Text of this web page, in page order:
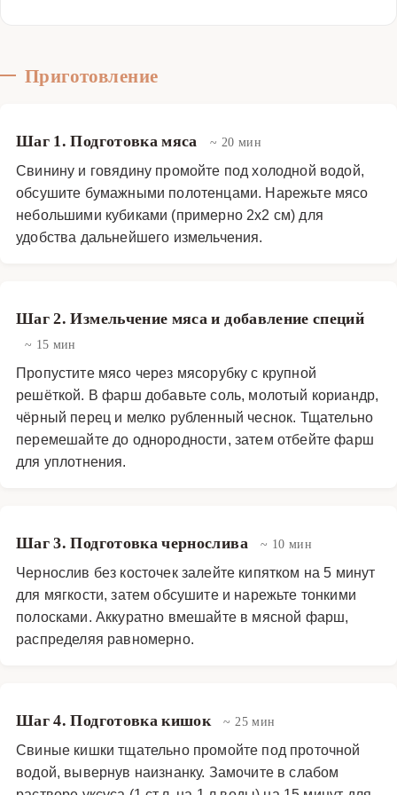
Приготовление
Шаг 1. Подготовка мяса ~ 20 мин
Свинину и говядину промойте под холодной водой,
обсушите бумажными полотенцами. Нарежьте мясо
небольшими кубиками (примерно 2x2 см) для
удобства дальнейшего измельчения.
Шаг 2. Измельчение мяса и добавление специй
~ 15 мин
Пропустите мясо через мясорубку с крупной
решёткой. В фарш добавьте соль, молотый кориандр,
чёрный перец и мелко рубленный чеснок. Тщательно
перемешайте до однородности, затем отбейте фарш
для уплотнения.
Шаг 3. Подготовка чернослива ~ 10 мин
Чернослив без косточек залейте кипятком на 5 минут
для мягкости, затем обсушите и нарежьте тонкими
полосками. Аккуратно вмешайте в мясной фарш,
распределяя равномерно.
Шаг 4. Подготовка кишок ~ 25 мин
Свиные кишки тщательно промойте под проточной
водой, вывернув наизнанку. Замочите в слабом